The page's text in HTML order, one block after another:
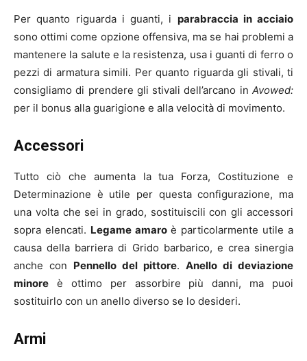
Per quanto riguarda i guanti, i parabraccia in acciaio
sono ottimi come opzione offensiva, ma se hai problemi a
mantenere la salute e la resistenza, usa i guanti di ferro o
pezzi di armatura simili. Per quanto riguarda gli stivali, ti
consigliamo di prendere gli stivali dell’arcano in Avowed:
per il bonus alla guarigione e alla velocità di movimento.
Accessori
Tutto ciò che aumenta la tua Forza, Costituzione e
Determinazione è utile per questa configurazione, ma
una volta che sei in grado, sostituiscili con gli accessori
sopra elencati. Legame amaroè particolarmente utile a
causa della barriera di Grido barbarico, e crea sinergia
anche con Pennello del pittore. Anello di deviazione
minore è ottimo per assorbire più danni, ma puoi
sostituirlo con un anello diverso se lo desideri.
Armi